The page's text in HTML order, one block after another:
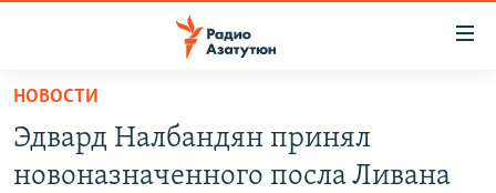
Перейти
основному
содержанию
НОВОСТИ
НОВОСТИ
Эдвард Налбандян принял
новоназначенного посла Ливана